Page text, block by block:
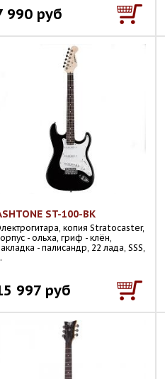
990 руб
ST-100-BK
копия Stratocaster,
- ольха, гриф - клён,
- палисандр, 22 лада, SSS,
997 руб